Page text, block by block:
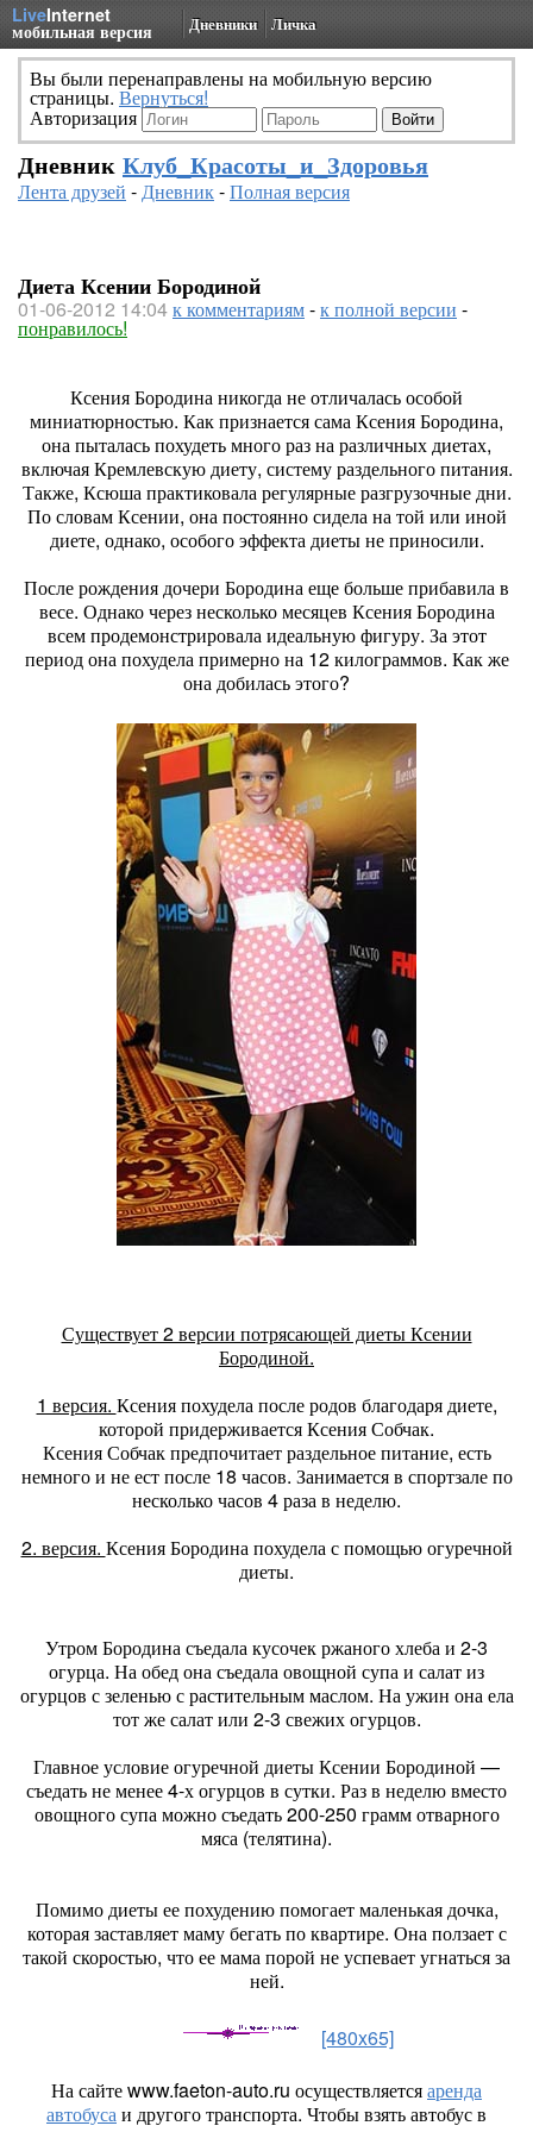
LiveInternet
мобильная версия Дневники Личка
Вы были перенаправлены на мобильную версию
страницы. Вернуться!
Авторизация
Дневник Клуб_Красоты_и_Здоровья
Лента друзей -Дневник-Полная версия
Диета Ксении Бородиной
01-06-2012 14:04к комментариям-к полной версии -
понравилось!
Ксения Бородина никогда не отличалась особой
миниатюрностью. Как признается сама Ксения Бородина,
она пыталась похудеть много раз на различных диетах,
включая Кремлевскую диету, систему раздельного питания.
Также, Ксюша практиковала регулярные разгрузочные дни.
По словам Ксении, она постоянно сидела на той или иной
диете, однако, особого эффекта диеты не приносили.
После рождения дочери Бородина еще больше прибавила в
весе. Однако через несколько месяцев Ксения Бородина
всем продемонстрировала идеальную фигуру. За этот
период она похудела примерно на 12 килограммов. Как же
она добилась этого?
Существует 2 версии потрясающей диеты Ксении
Бородиной.
1 версия. Ксения похудела после родов благодаря диете,
которой придерживается Ксения Собчак.
Ксения Собчак предпочитает раздельное питание, есть
немного и не ест после 18 часов. Занимается в спортзале по
несколько часов 4 раза в неделю.
2. версия. Ксения Бородина похудела с помощью огуречной
диеты.
Утром Бородина съедала кусочек ржаного хлеба и 2-3
огурца. На обед она съедала овощной супа и салат из
огурцов с зеленью с растительным маслом. На ужин она ела
тот же салат или 2-3 свежих огурцов.
Главное условие огуречной диеты Ксении Бородиной —
съедать не менее 4-х огурцов в сутки. Раз в неделю вместо
овощного супа можно съедать 200-250 грамм отварного
мяса (телятина).
Помимо диеты ее похудению помогает маленькая дочка,
которая заставляет маму бегать по квартире. Она ползает с
такой скоростью, что ее мама порой не успевает угнаться за
ней.
[480x65]
На сайте www.faeton-auto.ru осуществляетсяаренда
автобусаи другого транспорта. Чтобы взять автобус в